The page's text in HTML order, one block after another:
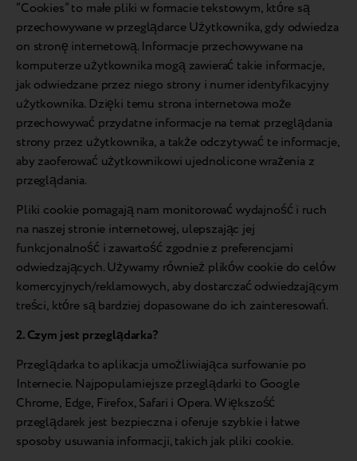
“Cookies” to małe pliki w formacie tekstowym, które są
przechowywane w przeglądarce Użytkownika, gdy odwiedza
on stronę internetową. Informacje przechowywane na
komputerze użytkownika mogą zawierać takie informacje,
jak odwiedzane przez niego strony i numer identyfikacyjny
użytkownika. Dzięki temu strona internetowa może
przechowywać przydatne informacje na temat przeglądania
strony przez użytkownika, a także odczytywać te informacje,
aby zaoferować użytkownikowi ujednolicone wrażenia z
przeglądania.
Pliki cookie pomagają nam monitorować wydajność i ruch
na naszej stronie internetowej, ulepszając jej
funkcjonalność i zawartość zgodnie z preferencjami
odwiedzających. Używamy również plików cookie do celów
komercyjnych/reklamowych, aby dostarczać odwiedzającym
treści, które są bardziej dopasowane do ich zainteresowań.
2. Czym jest przeglądarka?
Przeglądarka to aplikacja umożliwiająca surfowanie po
Internecie. Najpopularniejsze przeglądarki to Google
Chrome, Edge, Firefox, Safari i Opera. Większość
przeglądarek jest bezpieczna i oferuje szybkie i łatwe
sposoby usuwania informacji, takich jak pliki cookie.